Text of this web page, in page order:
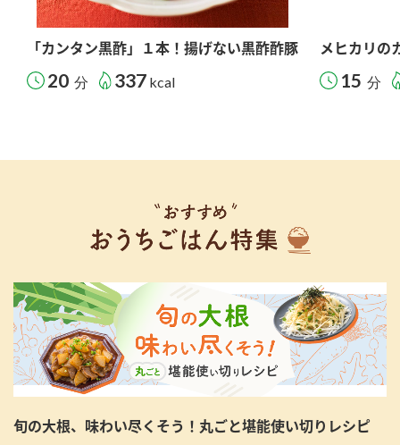
「カンタン黒酢」１本！揚げない黒酢酢豚
20 分 337 kcal
メヒカリの
15 分
旬の大根、味わい尽くそう！丸ごと堪能使い切りレシピ